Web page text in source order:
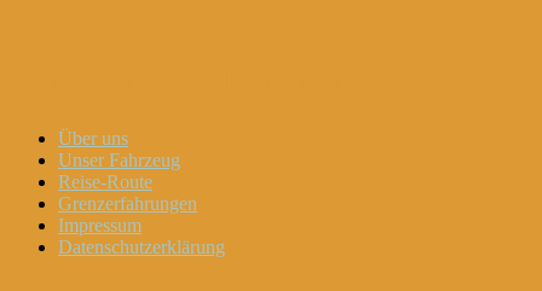
Menu
Widgets
Search
Skip
content
Über uns
Unser Fahrzeug
Reise-Route
Grenzerfahrungen
Impressum
Datenschutzerklärung